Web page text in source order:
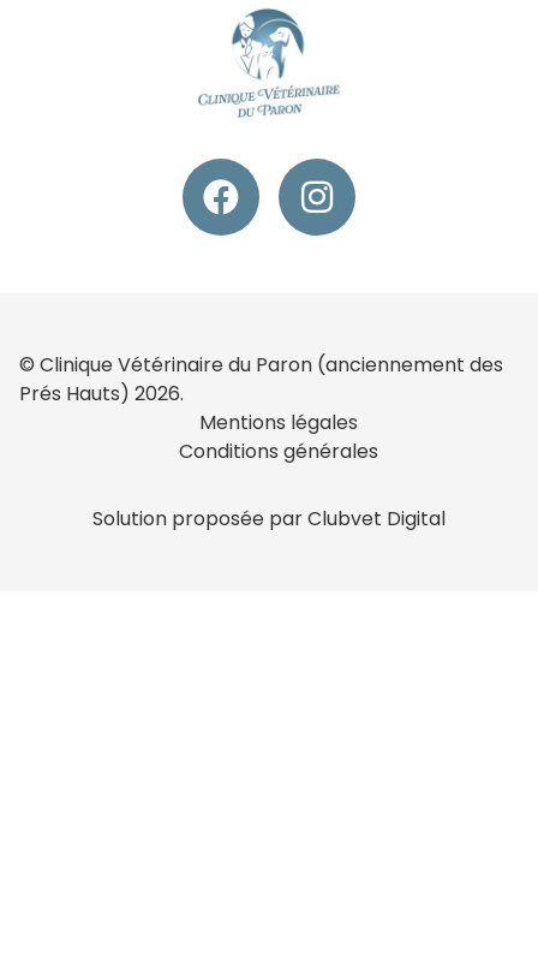
© Clinique Vétérinaire du Paron (anciennement des
Prés Hauts) 2026.
Mentions légales
Conditions générales
Solution proposée par Clubvet Digital